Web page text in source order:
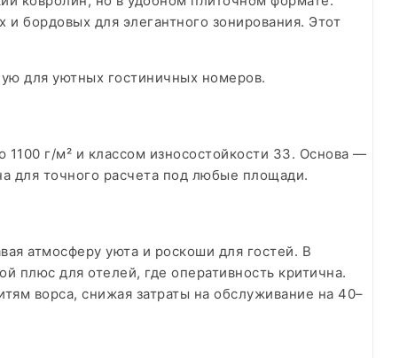
бордовых для элегантного зонирования. Этот
для уютных гостиничных номеров.
г/м² и классом износостойкости 33. Основа —
для точного расчета под любые площади.
атмосферу уюта и роскоши для гостей. В
плюс для отелей, где оперативность критична.
ворса, снижая затраты на обслуживание на 40–